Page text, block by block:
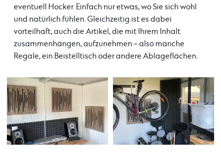
eventuell Hocker. Einfach nur etwas, wo Sie sich wohl
und natürlich fühlen. Gleichzeitig ist es dabei
vorteilhaft, auch die Artikel, die mit Ihrem Inhalt
zusammenhängen, aufzunehmen – also manche
Regale, ein Beistelltisch oder andere Ablageflächen.